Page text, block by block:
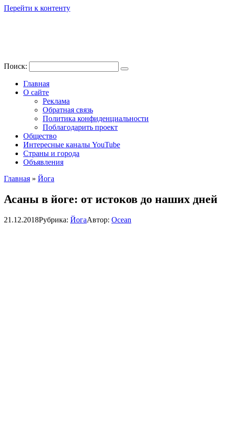
Перейти к контенту
Поиск:
Главная
О сайте
Реклама
Обратная связь
Политика конфиденциальности
Поблагодарить проект
Общество
Интересные каналы YouTube
Страны и города
Объявления
Главная » Йога
Асаны в йоге: от истоков до наших дней
21.12.2018Рубрика: ЙогаАвтор: Ocean